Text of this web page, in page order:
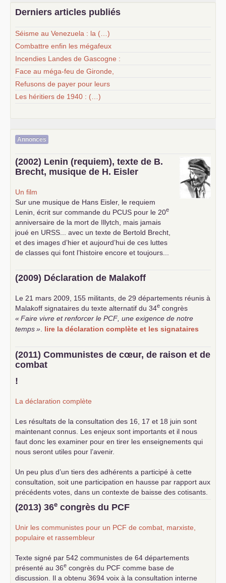
Derniers articles publiés
Séisme au Venezuela : la (…)
Combattre enfin les mégafeux
Incendies Landes de Gascogne :
Face au méga-feu de Gironde,
Refusons de payer pour leurs
Les héritiers de 1940 : (…)
Annonces
(2002) Lenin (requiem), texte de B.
Brecht, musique de H. Eisler
Un film
Sur une musique de Hans Eisler, le requiem
Lenin, écrit sur commande du PCUS pour le 20e
anniversaire de la mort de Illytch, mais jamais
joué en URSS ... avec un texte de Bertold Brecht,
et des images d’hier et aujourd’hui de ces luttes
de classes qui font l’histoire encore et toujours...
(2009) Déclaration de Malakoff
Le 21 mars 2009, 155 militants, de 29 départements réunis à
Malakoff signataires du texte alternatif du 34e congrès
«Faire vivre et renforcer le PCF , une exigence de notre
temps» lire la déclaration complète et les signataires
(2011) Communistes de cœur, de raison et de
combat
!
La déclaration complète
Les résultats de la consultation des 16, 17 et 18 juin sont
maintenant connus. Les enjeux sont importants et il nous
faut donc les examiner pour en tirer les enseignements qui
nous seront utiles pour l’avenir.
Un peu plus d’un tiers des adhérents a participé à cette
consultation, soit une participation en hausse par rapport aux
précédents votes, dans un contexte de baisse des cotisants.
... lire la suite
(2013) 36e congrès du PCF
Unir les communistes pour un PCF de combat, marxiste,
populaire et rassembleur
Texte signé par 542 communistes de 64 départements
présenté au 36e congrès du PCF comme base de
discussion. Il a obtenu 3694 voix à la consultation interne